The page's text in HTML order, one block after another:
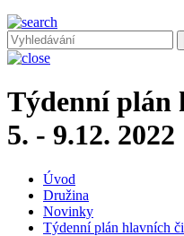
Týdenní plán
5. - 9.12. 2022
Úvod
Družina
Novinky
Týdenní plán hlavních